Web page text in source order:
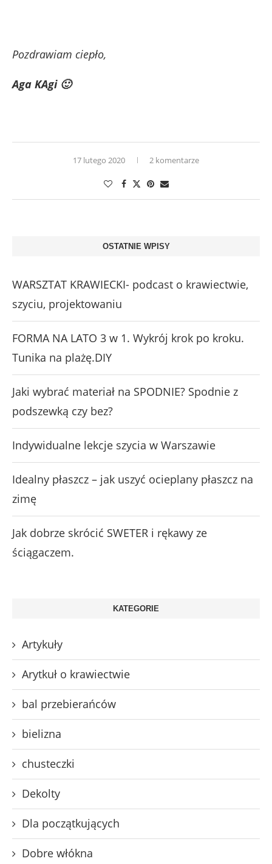
Pozdrawiam ciepło,
Aga KAgi 🙂
17 lutego 2020 2 komentarze
OSTATNIE WPISY
WARSZTAT KRAWIECKI- podcast o krawiectwie,
szyciu, projektowaniu
FORMA NA LATO 3 w 1. Wykrój krok po kroku.
Tunika na plażę.DIY
Jaki wybrać materiał na SPODNIE? Spodnie z
podszewką czy bez?
Indywidualne lekcje szycia w Warszawie
Idealny płaszcz – jak uszyć ocieplany płaszcz na
zimę
Jak dobrze skrócić SWETER i rękawy ze
ściągaczem.
KATEGORIE
Artykuły
Arytkuł o krawiectwie
bal przebierańców
bielizna
chusteczki
Dekolty
Dla początkujących
Dobre włókna